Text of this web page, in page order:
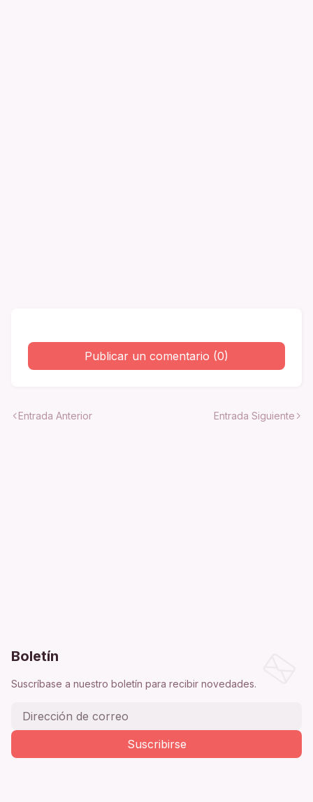
Publicar un comentario (0)
Entrada Anterior Entrada Siguiente
Boletín
Suscríbase a nuestro boletín para recibir novedades.